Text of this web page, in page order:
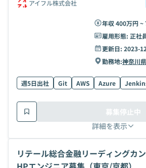
アイフル株式会社
年収 400万円 ~
雇用形態: 正社
更新日: 2023-
勤務地:神奈川県
週5日出社 Git AWS Azure
詳細を表示
募集停止中
リテール総合金融リーディングカ